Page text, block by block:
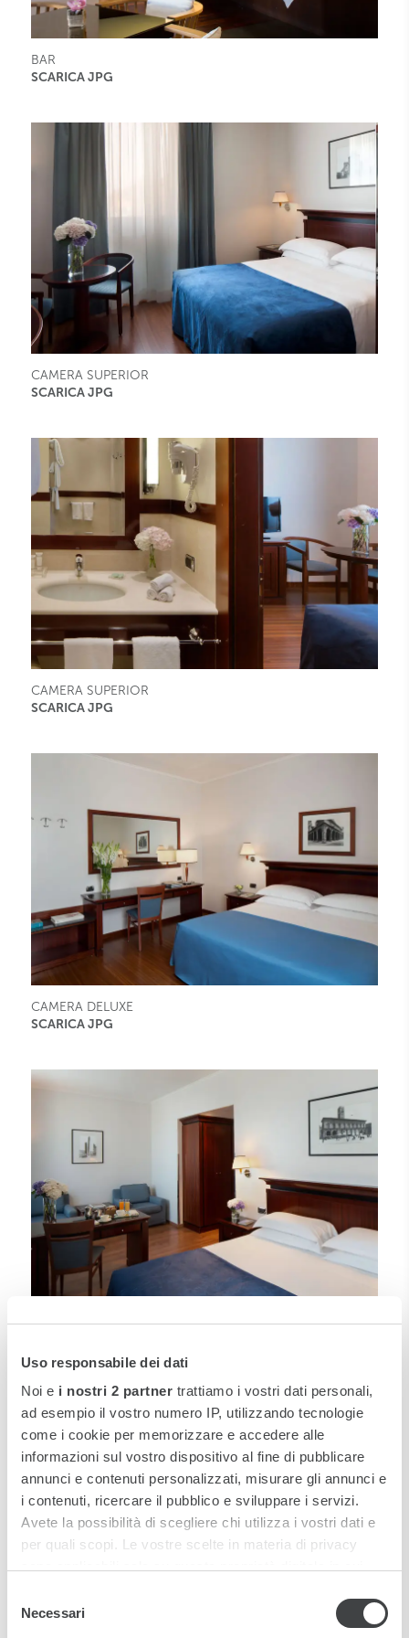
Uso responsabile dei dati
Noi e i nostri 2 partner trattiamo i vostri dati personali,
ad esempio il vostro numero IP, utilizzando tecnologie
come i cookie per memorizzare e accedere alle
informazioni sul vostro dispositivo al fine di pubblicare
annunci e contenuti personalizzati, misurare gli annunci e
i contenuti, ricercare il pubblico e sviluppare i servizi.
Avete la possibilità di scegliere chi utilizza i vostri dati e
per quali scopi. Le vostre scelte in materia di privacy
revocare il proprio consenso in qualsiasi momento dalla
Dichiarazione sui cookie o facendo clic sull'icona di
delNecessari
BAR
SCARICA JPG
CAMERA SUPERIOR
SCARICA JPG
CAMERA SUPERIOR
SCARICA JPG
CAMERA DELUXE
SCARICA JPG
CAMERA DELUXE
JUNIOR SUITE